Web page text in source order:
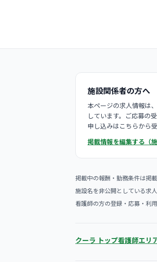
施設関係者の方へ
本ページの求人情報は
しています。ご応募の
申し込みはこちらから
掲載情報を編集する（
掲載中の報酬・勤務条件は掲
施設名を非公開としている求
看護師の方の登録・応募・利
クーラ トップ看護師エリ